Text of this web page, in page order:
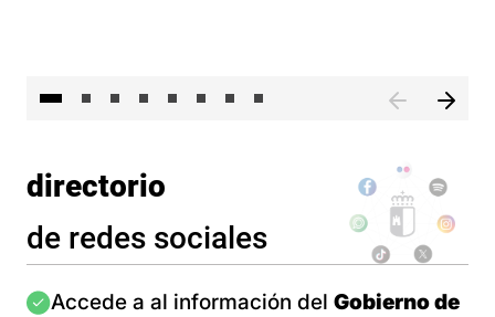
directorio
de redes sociales
Imagen
Accede a al información del Gobierno de